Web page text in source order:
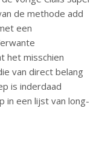
de methode add
een
het misschien
van direct belang
is inderdaad
in een lijst van long-